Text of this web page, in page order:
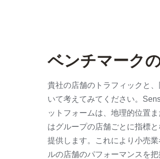
ベンチマーク
貴社の店舗のトラフィックと
いて考えてみてください。
ットフォームは、地理的位置
はグループの店舗ごとに指標
提供します。これにより小売
ルの店舗のパフォーマンスを把